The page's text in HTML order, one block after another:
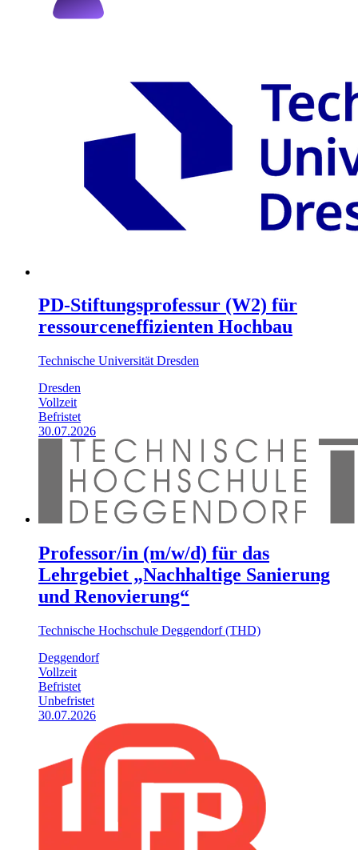
PD-Stiftungsprofessur (W2) für
ressourceneffizienten Hochbau
Technische Universität Dresden
Dresden
Vollzeit
Befristet
30.07.2026
Professor/in (m/w/d) für das
Lehrgebiet „Nachhaltige Sanierung
und Renovierung“
Technische Hochschule Deggendorf (THD)
Deggendorf
Vollzeit
Befristet
Unbefristet
30.07.2026